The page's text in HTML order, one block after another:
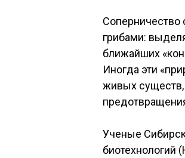
грибами:
ближайших
Иногда эти
живых существ,
Ученые
биотехнологий